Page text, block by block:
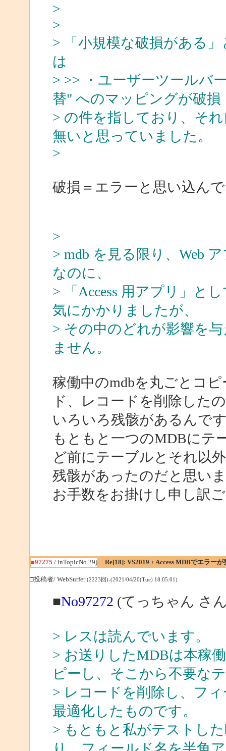
>
>
> 「小規模な破損がある
は
> >> ・ユーザーツールバ
替" へのマッピングが破損
> の件を指しており、そ
無いと思っていました。
>
破損＝エラーと思い込ん
>
> mdb を見る限り、Web
なのに、
> 「Access 用アプリ」と
気にかかりましたが、
> その中のどれが影響を
ません。
稼働中のmdbを丸ごとコ
ド、レコードを削除した
いろいろ残骸があるんで
もともと一つのMDBにテ
ど前にテーブルとそれ以
残骸があったのだと思い
お手数をお掛けし申し訳
■97275 / inTopicNo.29) Re[18]: VS2019 + Access MDBでエラーが
□投稿者/ WebSurfer(2223回)-(2021/04/20(Tue) 18:05:01)
■No97272 (てっちゃん さ
> レスは読んでいます。
> お送りしたMDBは本稼
ピーし、そこから不要な
> レコードを削除し、フ
最適化したものです。
> もともと私がテストし